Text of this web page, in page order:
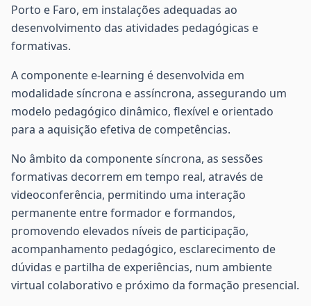
Porto e Faro, em instalações adequadas ao
desenvolvimento das atividades pedagógicas e
formativas.
A componente e-learning é desenvolvida em
modalidade síncrona e assíncrona, assegurando um
modelo pedagógico dinâmico, flexível e orientado
para a aquisição efetiva de competências.
No âmbito da componente síncrona, as sessões
formativas decorrem em tempo real, através de
videoconferência, permitindo uma interação
permanente entre formador e formandos,
promovendo elevados níveis de participação,
acompanhamento pedagógico, esclarecimento de
dúvidas e partilha de experiências, num ambiente
virtual colaborativo e próximo da formação presencial.